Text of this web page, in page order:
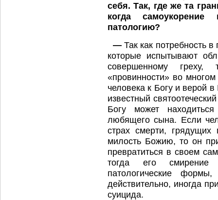
себя. Так, где же та
когда
патологию?
— Так как потребность
которые испытывают
совершенному
«провинности» во
человека к Богу и верой
известный
Богу может
любящего сына. Если
страх смерти,
милость Божию, то он
превратиться в своем
тогда его смирение
патологические
действительно, иногда
суицида.